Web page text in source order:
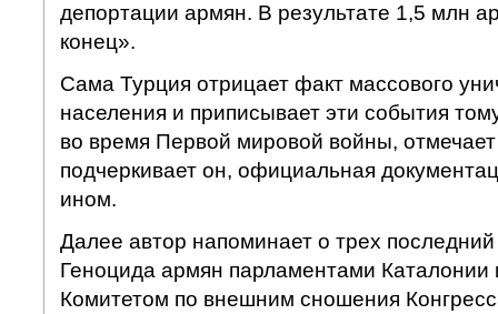
депортации армян. В результате 1,5 млн
конец».
Сама Турция отрицает факт массового
населения и приписывает эти события
во время Первой мировой войны,
подчеркивает он, официальная
ином.
Далее автор напоминает о трех
Геноцида армян парламентами
Комитетом по внешним сношения